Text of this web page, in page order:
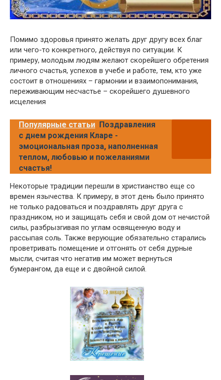
Помимо здоровья принято желать друг другу всех благ
или чего-то конкретного, действуя по ситуации. К
примеру, молодым людям желают скорейшего обретения
личного счастья, успехов в учебе и работе, тем, кто уже
состоит в отношениях – гармонии и взаимопонимания,
переживающим несчастье – скорейшего душевного
исцеления
Популярные статьи Поздравления
с днем рождения Кларе -
эмоциональная проза, наполненная
теплом, любовью и пожеланиями
счастья!
Некоторые традиции перешли в христианство еще со
времен язычества. К примеру, в этот день было принято
не только радоваться и поздравлять друг друга с
праздником, но и защищать себя и свой дом от нечистой
силы, разбрызгивая по углам освященную воду и
рассыпая соль. Также верующие обязательно старались
проветривать помещение и отгонять от себя дурные
мысли, считая что негатив им может вернуться
бумерангом, да еще и с двойной силой.